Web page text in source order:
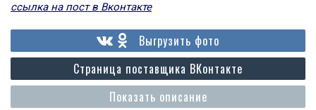
ссылка на пост в Вконтакте
Показать описание
Страница поставщика ВКонтакте
Выгрузить фото